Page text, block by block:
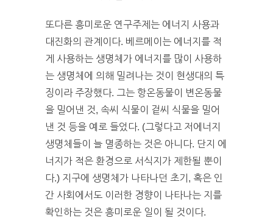
또다른 흥미로운 연구주제는 에너지 사용과
대진화의 관계이다. 베르메이는 에너지를 적
게 사용하는 생명체가 에너지를 많이 사용하
는 생명체에 의해 밀려나는 것이 현생대의 특
징이라 주장했다. 그는 항온동물이 변온동물
을 밀어낸 것, 속씨 식물이 겉씨 식물을 밀어
낸 것 등을 예로 들었다. (그렇다고 저에너지
생명체들이 늘 멸종하는 것은 아니다. 단지 에
너지가 적은 환경으로 서식지가 제한될 뿐이
다.) 지구에 생명체가 나타나던 초기, 혹은 인
간 사회에서도 이러한 경향이 나타나는 지를
확인하는 것은 흥미로운 일이 될 것이다.